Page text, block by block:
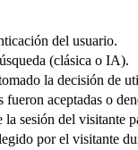
del usuario.
(clásica o IA).
la decisión de
aceptadas o
la sesión del
por el visitante